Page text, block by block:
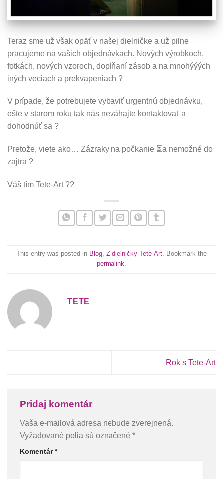
Teraz sme už však opäť v našej dielničke a už pilne
pracujeme na vašich objednávkach. Nových výrobkoch,
fotkách, nových vzoroch, dopĺňaní zásob a na mnohýýých
iných veciach a prekvapeniach ?
V prípade, že potrebujete vybaviť urgentnú objednávku,
ešte v starom roku tak nás neváhajte kontaktovať a
dohodnúť sa ?
Pretože, viete ako… Zázraky na počkanie ⏳a nemožné do
zajtra ?
Váš tím Tete-Art ??
This entry was posted in Blog, Z dielničky Tete-Art. Bookmark the
permalink.
TETE
Rok s Tete-Art
Pridaj komentár
Vaša e-mailová adresa nebude zverejnená.
Vyžadované polia sú označené *
Komentár*